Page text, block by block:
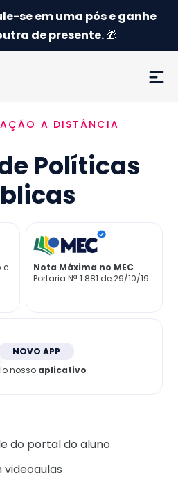
se em uma pós e ganhe
de presente.🎁
A DISTÂNCIA
Políticas
e
Nota Máxima no MEC
Portaria Nª 1.881 de 29/10/19
NOVO APP
nosso aplicativo
do portal do aluno
videoaulas